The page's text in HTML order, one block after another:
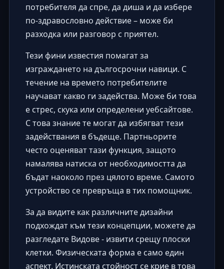
потребителя да спре, да диша и да избере
по-здравословно действие – може би
разходка или разговор с приятел.
Тези фини известия помагат за
изграждането на дългосрочни навици. С
течение на времето потребителите
научават какво ги задейства. Може би това
е стрес, скука или определени уебсайтове.
С това знание те могат да избягват тези
задействания в бъдеще. Партньорите
често оценяват тази функция, защото
намалява натиска от необходимостта да
бъдат наоколо през цялото време. Самото
устройство се превръща в тих помощник.
За да видите как различните дизайни
подхождат към тези концепции, можете да
разгледате Видове - извити срещу плоски
клетки. Физическата форма е само един
аспект. Истинската стойност се крие в това